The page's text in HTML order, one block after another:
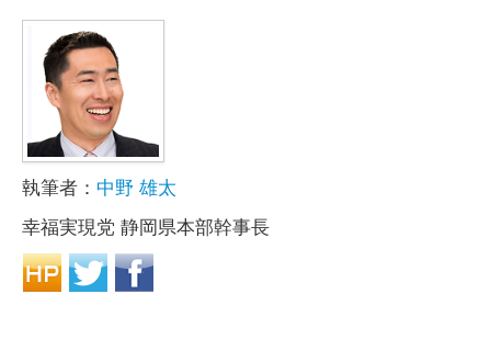
執筆者： 中野 雄太
幸福実現党 静岡県本部幹事長